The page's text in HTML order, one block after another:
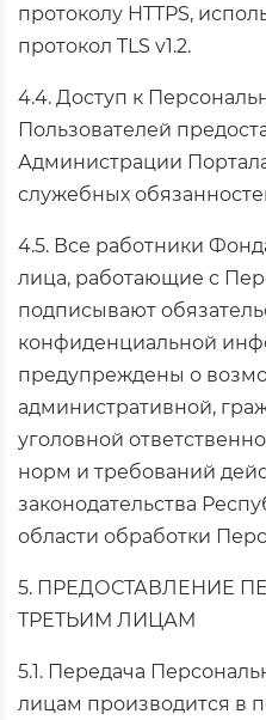
протоколу HTTPS,
протокол TLS v1.2.
4.4. Доступ к
Пользователей
Администрации
служебных
4.5. Все работники
лица, работающие с
подписывают
конфиденциальной
предупреждены о
административной,
уголовной
норм и требований
законодательства
области обработки
5. ПРЕДОСТАВЛЕНИЕ
ТРЕТЬИМ ЛИЦАМ
5.1. Передача
лицам производится в